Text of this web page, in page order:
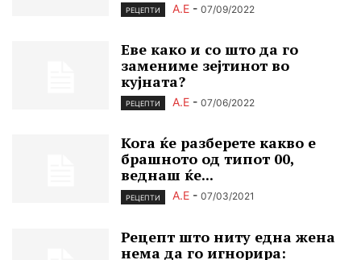
РЕЦЕПТИ А.Е - 07/09/2022
Еве како и со што да го
замениме зејтинот во
кујната?
РЕЦЕПТИ А.Е - 07/06/2022
Кога ќе разберете какво е
брашното од типот 00,
веднаш ќе...
РЕЦЕПТИ А.Е - 07/03/2021
Рецепт што ниту една жена
нема да го игнорира: